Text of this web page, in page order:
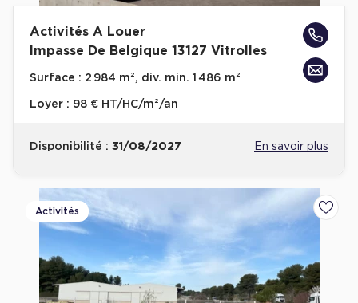
Activités A Louer
Impasse De Belgique 13127 Vitrolles
Surface : 2 984 m², div. min. 1 486 m²
Loyer : 98 € HT/HC/m²/an
Disponibilité : 31/08/2027 En savoir plus
Activités